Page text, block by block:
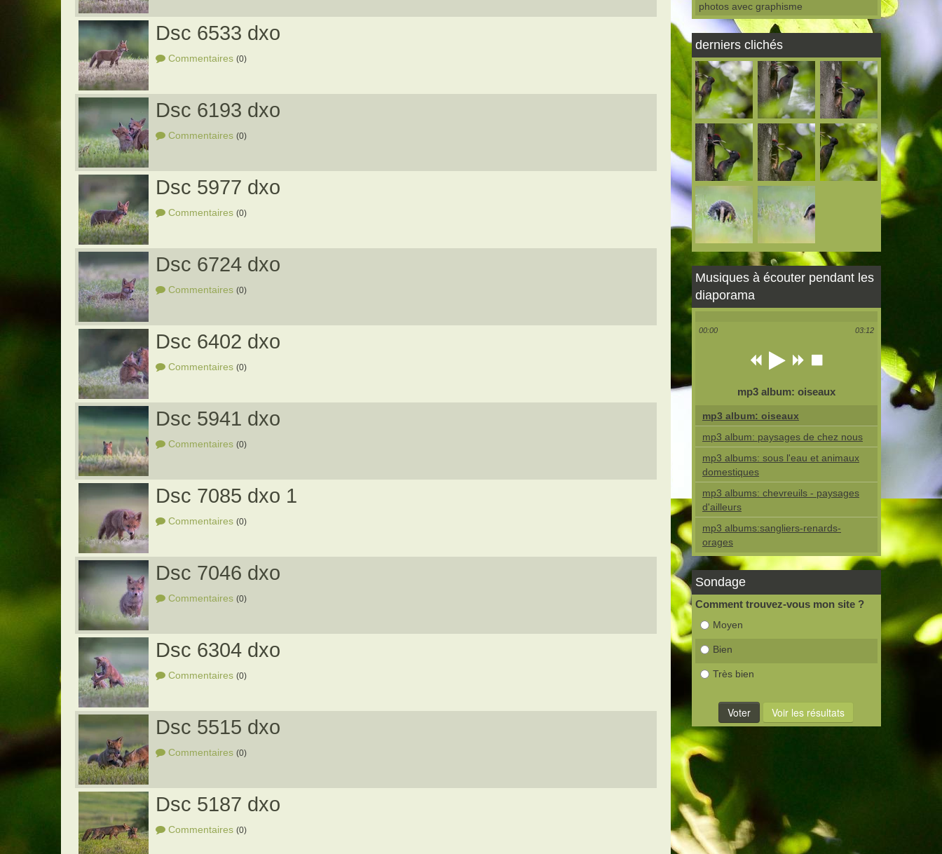
Dsc 6533 dxo
Commentaires (0)
Dsc 6193 dxo
Commentaires (0)
Dsc 5977 dxo
Commentaires (0)
Dsc 6724 dxo
Commentaires (0)
Dsc 6402 dxo
Commentaires (0)
Dsc 5941 dxo
Commentaires (0)
Dsc 7085 dxo 1
Commentaires (0)
Dsc 7046 dxo
Commentaires (0)
Dsc 6304 dxo
Commentaires (0)
Dsc 5515 dxo
Commentaires (0)
Dsc 5187 dxo
Commentaires (0)
photos avec graphisme
derniers clichés
Musiques à écouter pendant les
diaporama
00:00 03:12
mp3 album: oiseaux
mp3 album: oiseaux
mp3 album: paysages de chez nous
mp3 albums: sous l'eau et animaux
domestiques
mp3 albums: chevreuils - paysages
d'ailleurs
mp3 albums:sangliers-renards-
orages
Sondage
Comment trouvez-vous mon site ?
Moyen
Bien
Très bien